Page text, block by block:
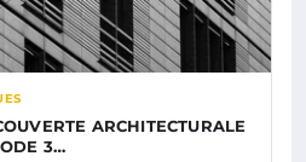
ARCHITECTURALE
3…